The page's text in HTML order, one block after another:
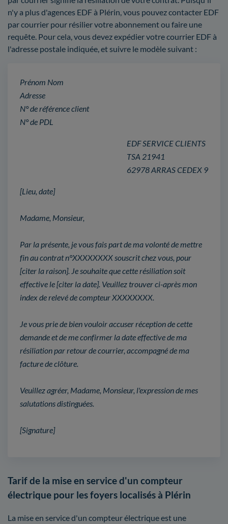
n'y a plus d'agences EDF à Plérin, vous pouvez contacter EDF
par courrier pour résilier votre abonnement ou faire une
requête. Pour cela, vous devez expédier votre courrier EDF à
l'adresse postale indiquée, et suivre le modèle suivant :
Prénom Nom
Adresse
N° de référence client
N° de PDL
EDF SERVICE CLIENTS
TSA 21941
62978 ARRAS CEDEX 9
[Lieu, date]
Madame, Monsieur,
Par la présente, je vous fais part de ma volonté de mettre
fin au contrat n°XXXXXXXX souscrit chez vous, pour
[citer la raison]. Je souhaite que cette résiliation soit
effective le [citer la date]. Veuillez trouver ci-après mon
index de relevé de compteur XXXXXXXX.
Je vous prie de bien vouloir accuser réception de cette
demande et de me confirmer la date effective de ma
résiliation par retour de courrier, accompagné de ma
facture de clôture.
Veuillez agréer, Madame, Monsieur, l'expression de mes
salutations distinguées.
[Signature]
Tarif de la mise en service d'un compteur
électrique pour les foyers localisés à Plérin
La mise en service d'un compteur électrique est une